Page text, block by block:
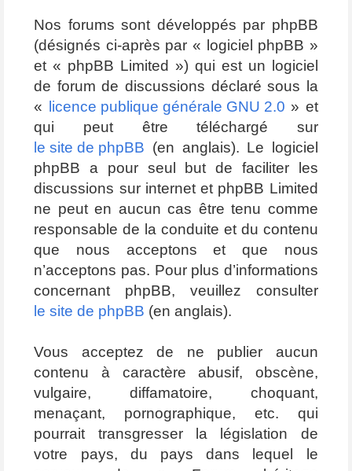
Nos forums sont développés par phpBB
(désignés ci-après par « logiciel phpBB »
et « phpBB Limited ») qui est un logiciel
de forum de discussions déclaré sous la
«
licence publique générale GNU 2.0 » et
qui peut être téléchargé sur
le site de phpBB (en anglais). Le logiciel
phpBB a pour seul but de faciliter les
discussions sur internet et phpBB Limited
ne peut en aucun cas être tenu comme
responsable de la conduite et du contenu
que nous acceptons et que nous
n’acceptons pas. Pour plus d’informations
concernant phpBB, veuillez consulter
le site de phpBB (en anglais).
Vous acceptez de ne publier aucun
contenu à caractère abusif, obscène,
vulgaire, diffamatoire, choquant,
menaçant, pornographique, etc. qui
pourrait transgresser la législation de
votre pays, du pays dans lequel le